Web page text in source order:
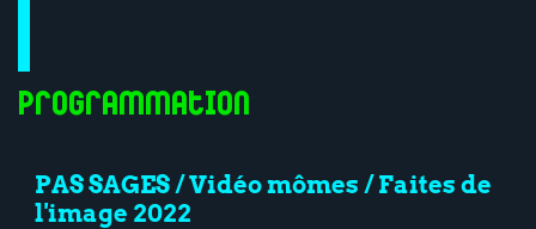
Programmation
PAS SAGES / Vidéo mômes / Faites de
l'image 2022